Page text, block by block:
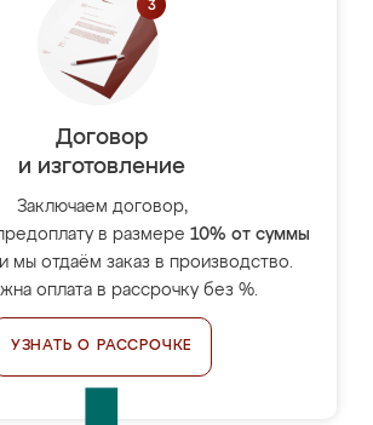
Договор
и изготовление
Заключаем договор,
в размере 10% от суммы
мы отдаём заказ в производство.
оплата в рассрочку без %.
УЗНАТЬ О РАССРОЧКЕ